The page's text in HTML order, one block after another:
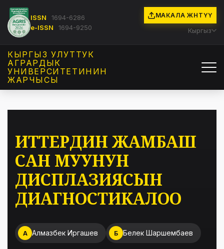
ISSN
1694-6286
e-ISSN
1694-9250
МАКАЛА ЖӨНӨТҮҮ
Кыргыз
КЫРГЫЗ УЛУТТУК
АГРАРДЫК
УНИВЕРСИТЕТИНИН
ЖАРЧЫСЫ
ИТТЕРДИН ЖАМБАШ
САН МУУНУН
ДИСПЛАЗИЯСЫН
ДИАГНОСТИКАЛОО
А Алмазбек Иргашев Б Белек Шаршембаев